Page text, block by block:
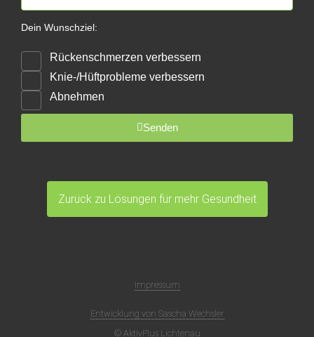
Dein Wunschziel:
Rückenschmerzen verbessern
Knie-/Hüftprobleme verbessern
Abnehmen
Senden
Zurück zu Lösungen für mehr Gesundheit
Impressum
Entwicklung von Sascha Wechsler
© AktivPlus Lichtenau